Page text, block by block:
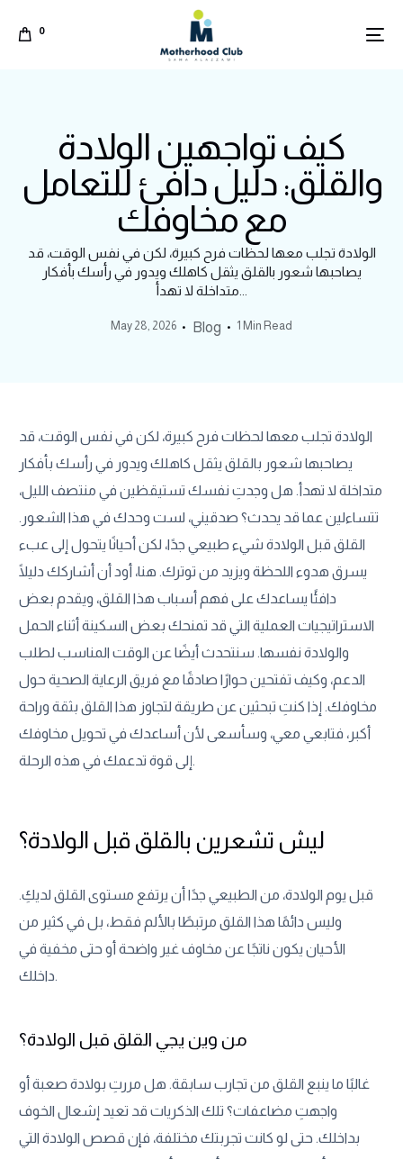
0
كيف تواجهين الولادة
والقلق: دليل دافئ للتعامل
مع مخاوفك
الولادة تجلب معها لحظات فرح كبيرة، لكن في نفس الوقت، قد
يصاحبها شعور بالقلق يثقل كاهلك ويدور في رأسك بأفكار
May 28, 2026 Blog 1 Min Read
الولادة تجلب معها لحظات فرح كبيرة، لكن في نفس الوقت، قد
يصاحبها شعور بالقلق يثقل كاهلك ويدور في رأسك بأفكار
متداخلة لا تهدأ. هل وجدتِ نفسك تستيقظين في منتصف الليل،
تتساءلين عما قد يحدث؟ صدقيني، لست وحدك في هذا الشعور.
القلق قبل الولادة شيء طبيعي جدًا، لكن أحيانًا يتحول إلى عبء
يسرق هدوء اللحظة ويزيد من توترك. هنا، أود أن أشاركك دليلًا
دافئًا يساعدك على فهم أسباب هذا القلق، ويقدم بعض
الاستراتيجيات العملية التي قد تمنحك بعض السكينة أثناء الحمل
والولادة نفسها. سنتحدث أيضًا عن الوقت المناسب لطلب
الدعم، وكيف تفتحين حوارًا صادقًا مع فريق الرعاية الصحية حول
مخاوفك. إذا كنتِ تبحثين عن طريقة لتجاوز هذا القلق بثقة وراحة
أكبر، فتابعي معي، وسأسعى لأن أساعدك في تحويل مخاوفك
إلى قوة تدعمك في هذه الرحلة.
ليش تشعرين بالقلق قبل الولادة؟
قبل يوم الولادة، من الطبيعي جدًا أن يرتفع مستوى القلق لديكِ.
وليس دائمًا هذا القلق مرتبطًا بالألم فقط، بل في كثير من
الأحيان يكون ناتجًا عن مخاوف غير واضحة أو حتى مخفية في
داخلك.
من وين يجي القلق قبل الولادة؟
غالبًا ما ينبع القلق من تجارب سابقة. هل مررتِ بولادة صعبة أو
واجهتِ مضاعفات؟ تلك الذكريات قد تعيد إشعال الخوف
بداخلك. حتى لو كانت تجربتك مختلفة، فإن قصص الولادة التي